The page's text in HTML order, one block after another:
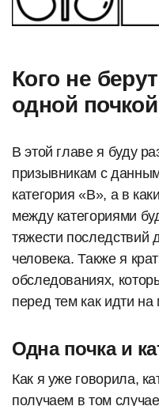
Кого не
одной почкой
В этой главе я буду
призывникам с
категория «В», а в
между категориями
тяжести последствий
человека. Также я
обследованиях,
перед тем как идти
Одна почка и
Как я уже говорила,
получаем в том